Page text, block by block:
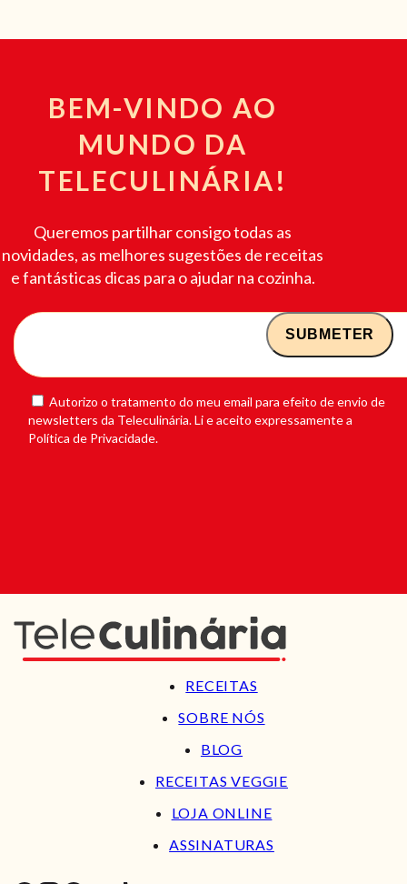
BEM-VINDO AO
MUNDO DA
TELECULINÁRIA!
Queremos partilhar consigo todas as
novidades, as melhores sugestões de receitas
e fantásticas dicas para o ajudar na cozinha.
Autorizo o tratamento do meu email para efeito de envio de
newsletters da Teleculinária. Li e aceito expressamente a
Política de Privacidade.
RECEITAS
SOBRE NÓS
BLOG
RECEITAS VEGGIE
LOJA ONLINE
ASSINATURAS